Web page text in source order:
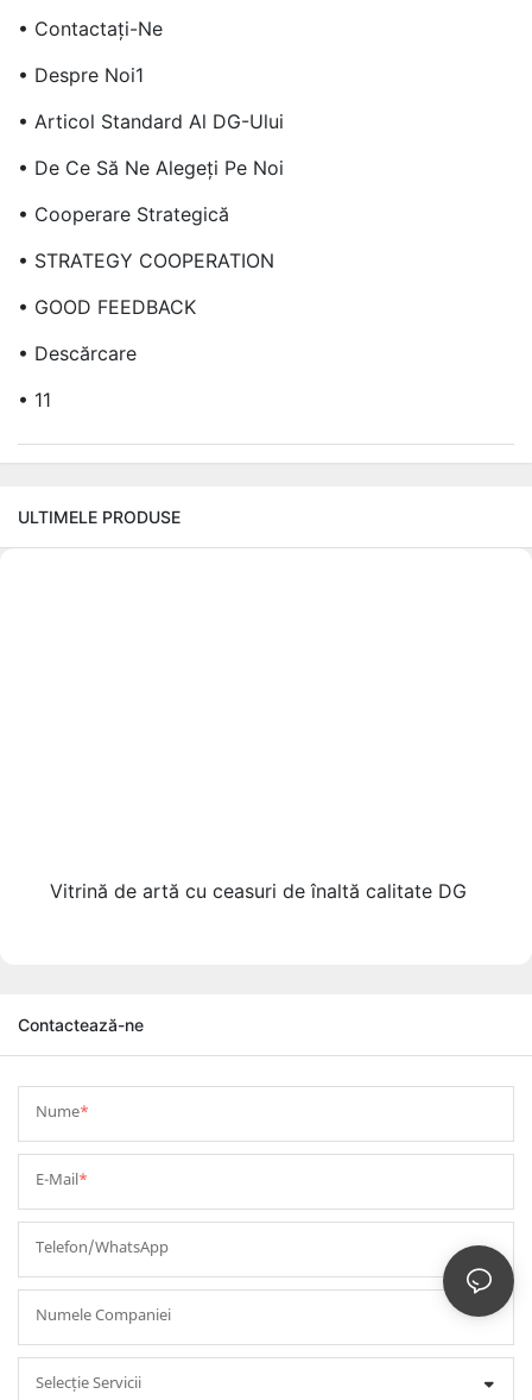
• Contactaţi-Ne
• Despre Noi1
• Articol Standard Al DG-Ului
• De Ce Să Ne Alegeți Pe Noi
• Cooperare Strategică
• STRATEGY COOPERATION
• GOOD FEEDBACK
• Descărcare
• 11
ULTIMELE PRODUSE
Vitrină de artă cu ceasuri de înaltă calitate DG
Contactează-ne
Nume
E-Mail
Telefon/WhatsApp
Numele Companiei
Selecție Servicii